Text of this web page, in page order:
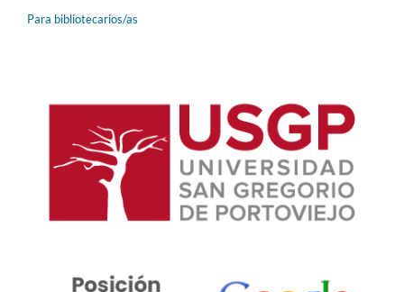
Para bibliotecarios/as